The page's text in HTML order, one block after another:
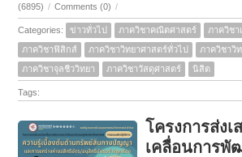
(6895) / Comments (0) /
Categories: ข่าวทั่วไป ภาควิชาคณิตศาสตร์ ภาควิชา
ภาควิชาฟิสิกส์
ภาควิชาวิทยาศาสตร์ทั่วไป
ภาควิชาวิ
ภาควิชาจุลชีววิทยา
ภาควิชาวัสดุศาสตร์ นิสิต
Tags:
โครงการส่ง
เคลื่อนการพั